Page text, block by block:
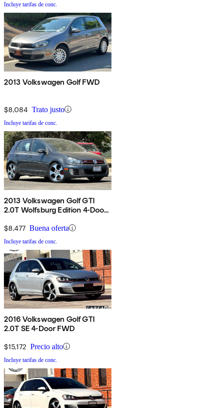
Incluye tarifas de conc.
2013 Volkswagen Golf FWD
$8,084 Trato justo
Incluye tarifas de conc.
2013 Volkswagen Golf GTI
2.0T Wolfsburg Edition 4-Door
$8,477 Buena oferta
Incluye tarifas de conc.
2016 Volkswagen Golf GTI
2.0T SE 4-Door FWD
$15,172 Precio alto
Incluye tarifas de conc.